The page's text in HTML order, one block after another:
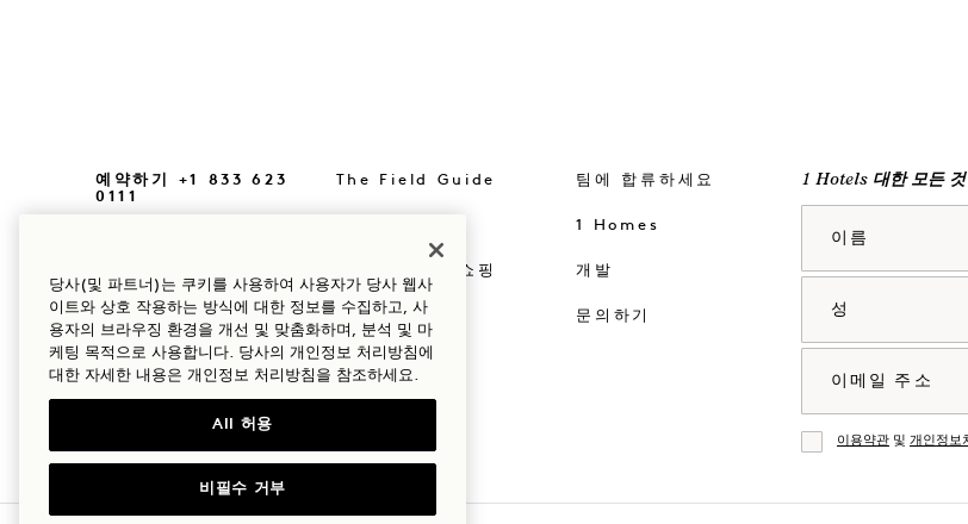
예약하기 +1 833 623
0111
우리의 이야기
지속 가능성
The Field Guide
Goodthings 쇼핑
Mission
팀에 합류하세요
1 Homes
개발
문의하기
1 Hotels 대한 모든
동의
이용약관 및 개인정보
당사(및 파트너)는 쿠키를 사용하여 사용자가 당사 웹사
이트와 상호 작용하는 방식에 대한 정보를 수집하고, 사
용자의 브라우징 환경을 개선 및 맞춤화하며, 분석 및 마
케팅 목적으로 사용합니다. 당사의 개인정보 처리방침에
대한 자세한 내용은 개인정보 처리방침을 참조하세요.
All 허용
비필수 거부